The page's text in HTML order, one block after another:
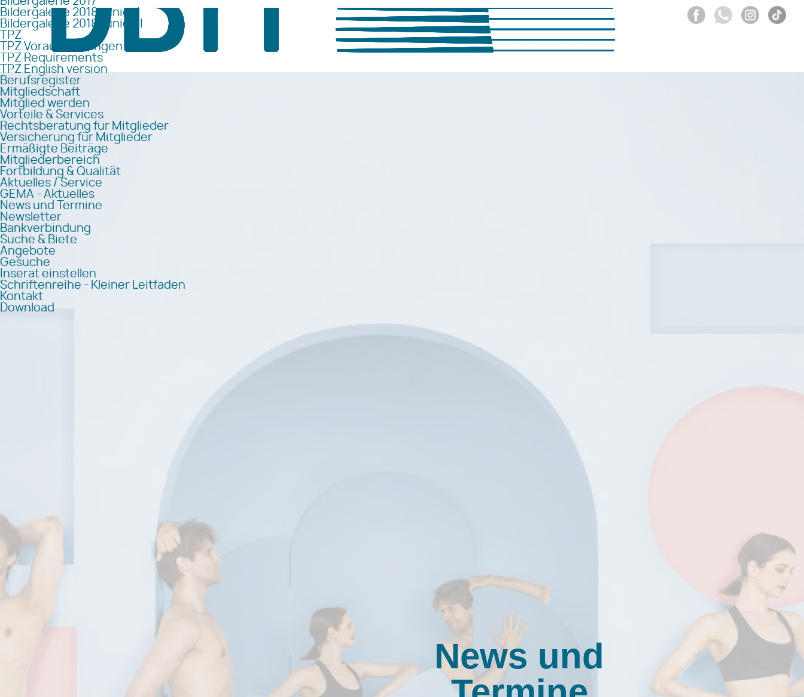
Bildergalerie 2018 Junior I
Bildergalerie 2018 Junior II
TPZ
TPZ Voraussetzungen
TPZ Requirements
TPZ English version
Berufsregister
Mitgliedschaft
Mitglied werden
Vorteile & Services
Rechtsberatung für Mitglieder
Versicherung für Mitglieder
Ermäßigte Beiträge
Mitgliederbereich
Fortbildung & Qualität
Aktuelles / Service
GEMA - Aktuelles
News und Termine
Newsletter
Bankverbindung
Suche & Biete
Angebote
Gesuche
Inserat einstellen
Schriftenreihe - Kleiner Leitfaden
Kontakt
Download
News und